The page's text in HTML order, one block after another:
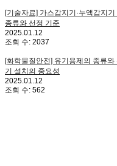
[기술자료] 가스감지기·누액감지
종류와 선정 기준
2025.01.12
조회 수: 2037
[화학물질안전] 유기용제의 종류
기 설치의 중요성
2025.01.12
조회 수: 562